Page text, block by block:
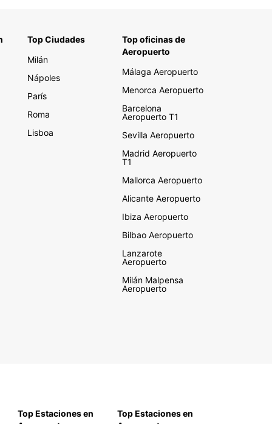
Top Ciudades
Milán
Nápoles
París
Roma
Lisboa
Top oficinas de
Aeropuerto
Málaga Aeropuerto
Menorca Aeropuerto
Barcelona
Aeropuerto T1
Sevilla Aeropuerto
Madrid Aeropuerto
T1
Mallorca Aeropuerto
Alicante Aeropuerto
Ibiza Aeropuerto
Bilbao Aeropuerto
Lanzarote
Aeropuerto
Milán Malpensa
Aeropuerto
Top Estaciones en
Top Estaciones en